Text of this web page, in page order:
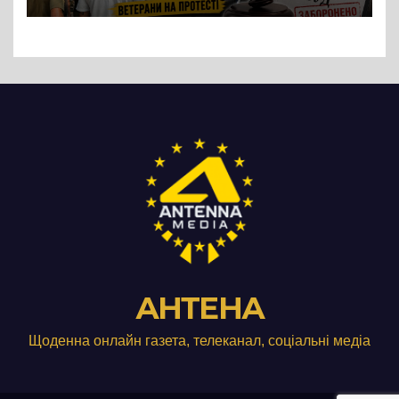
Три», що займається
АНТЕНА
Щоденна онлайн газета, телеканал, соціальні медіа